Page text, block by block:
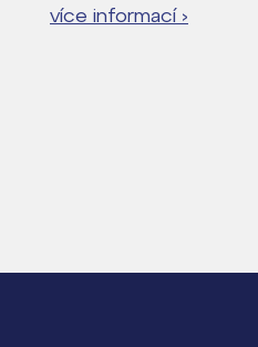
více informací ›